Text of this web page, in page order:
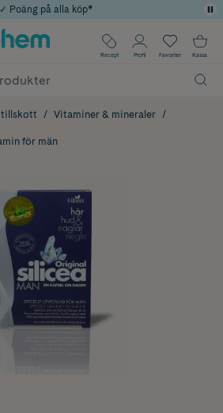
Butik 2025 inom Skönhet
SOMMAR20 för 20% över 649kr
från farmaceuter & hudterapeuter
✓ Poäng på alla köp*
Recept Profil Favoriter Kassa
Vitaminer & mineraler
för män